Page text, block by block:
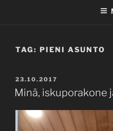
TAG: PIENI ASUNTO
POSTED
ON
23.10.2017
Minä, iskuporakone